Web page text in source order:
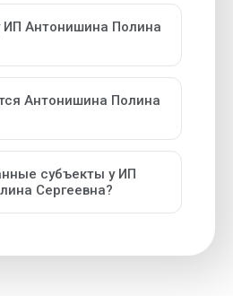
ИП Антонишина Полина
Антонишина Полина
субъекты у ИП
Сергеевна?